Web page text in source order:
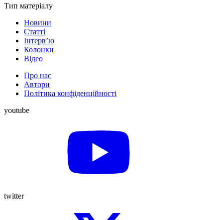
Тип матеріалу
Новини
Статті
Інтерв’ю
Колонки
Відео
Про нас
Автори
Політика конфіденційності
youtube
twitter